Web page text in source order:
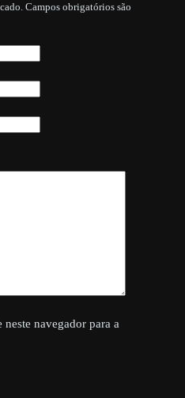
Campos obrigatórios são
navegador para a